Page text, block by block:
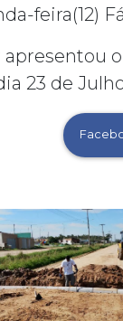
feira(12)
apresentou
23 de